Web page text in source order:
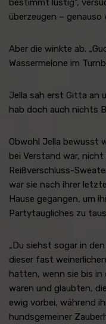
bestimmt lustig“,
überzeugen – genauso
Aber die winkte ab.
Wassermelone im
Jella sah erst Gitta an
hab doch auch nichts
Obwohl Jella bewusst
bei Verstand war,
Reißverschluss-
war sie nach ihrer
Hause gegangen, um
Partytaugliches zu
„Du siehst sogar in
dieser fast
hatten, wenn sie bis in
waren und glaubten,
ewig vorbei, während
hundsgemeiner